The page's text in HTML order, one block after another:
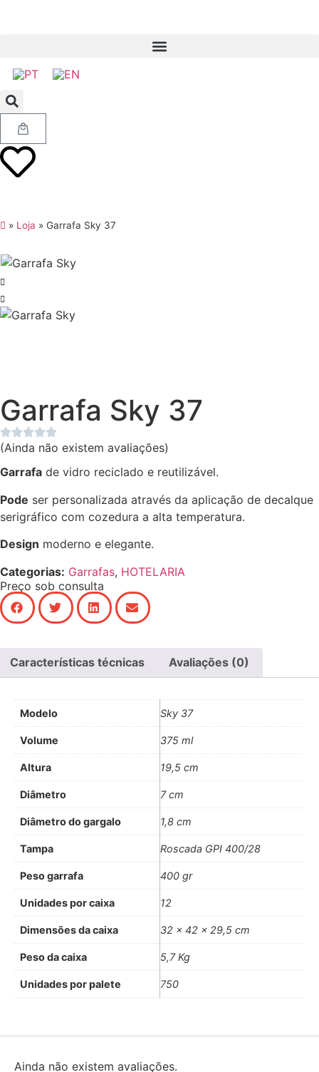
» Loja » Garrafa Sky 37
Garrafa Sky 37
(Ainda não existem avaliações)
Garrafa de vidro reciclado e reutilizável.
Pode ser personalizada através da aplicação de decalque
serigráfico com cozedura a alta temperatura.
Design moderno e elegante.
Categorias: Garrafas, HOTELARIA
Preço sob consulta
Características técnicas Avaliações (0)
Modelo Sky 37
Volume 375 ml
Altura 19,5 cm
Diâmetro 7 cm
Diâmetro do gargalo 1,8 cm
Tampa Roscada GPI 400/28
Peso garrafa 400 gr
Unidades por caixa 12
Dimensões da caixa 32 x 42 x 29,5 cm
Peso da caixa 5,7 Kg
Unidades por palete 750
Ainda não existem avaliações.